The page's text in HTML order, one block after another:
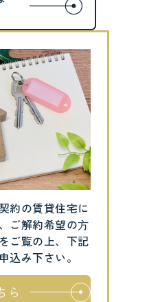
約の賃貸住宅に
ご解約希望の⽅
をご覧の上、下記
込み下さい。
ら